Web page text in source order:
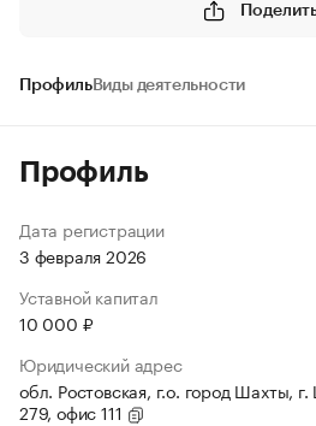
ПрофильВиды деятельности
Профиль
Дата регистрации
3 февраля 2026
Уставной капитал
10 000 ₽
Юридический адрес
обл. Ростовская, г.о. город Шахты,
279, офис 111